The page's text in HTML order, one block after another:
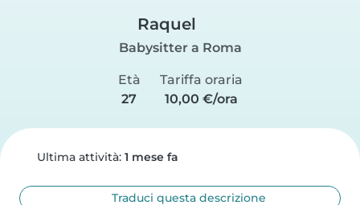
Raquel
Babysitter a Roma
Età
27
Tariffa oraria
10,00 €/ora
Ultima attività: 1 mese fa
Traduci questa descrizione